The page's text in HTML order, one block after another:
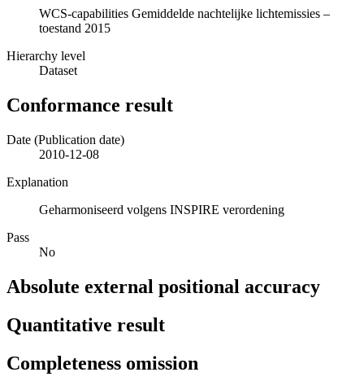
WCS-capabilities Gemiddelde nachtelijke lichtemissies –
toestand 2015
Hierarchy level
Dataset
Conformance result
Date (Publication date)
2010-12-08
Explanation
Geharmoniseerd volgens INSPIRE verordening
Pass
No
Absolute external positional accuracy
Quantitative result
Completeness omission